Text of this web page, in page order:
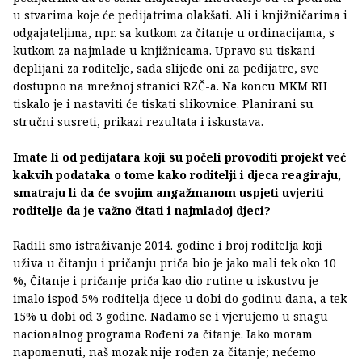
u stvarima koje će pedijatrima olakšati. Ali i knjižničarima i
odgajateljima, npr. sa kutkom za čitanje u ordinacijama, s
kutkom za najmlađe u knjižnicama. Upravo su tiskani
deplijani za roditelje, sada slijede oni za pedijatre, sve
dostupno na mrežnoj stranici RZČ-a. Na koncu MKM RH
tiskalo je i nastaviti će tiskati slikovnice. Planirani su
stručni susreti, prikazi rezultata i iskustava.
Imate li od pedijatara koji su počeli provoditi projekt već
kakvih podataka o tome kako roditelji i djeca reagiraju,
smatraju li da će svojim angažmanom uspjeti uvjeriti
roditelje da je važno čitati i najmlađoj djeci?
Radili smo istraživanje 2014. godine i broj roditelja koji
uživa u čitanju i pričanju priča bio je jako mali tek oko 10
%, Čitanje i pričanje priča kao dio rutine u iskustvu je
imalo ispod 5% roditelja djece u dobi do godinu dana, a tek
15% u dobi od 3 godine. Nadamo se i vjerujemo u snagu
nacionalnog programa Rođeni za čitanje. Iako moram
napomenuti, naš mozak nije rođen za čitanje; nećemo